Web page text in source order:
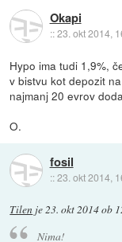
Okapi
::23. okt 2014,
Hypo ima tudi 1,9%,
v bistvu kot depozit
najmanj 20 evrov
O.
fosil
::23. okt 2014,
Tilen je23. okt 2014 ob
Nima!